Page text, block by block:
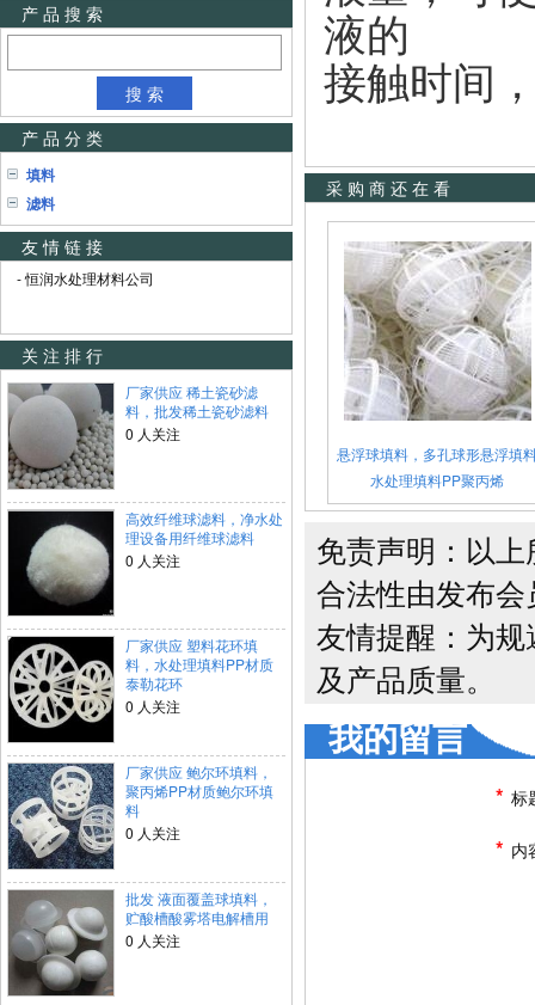
产品搜索
搜 索
产品分类
填料
滤料
友情链接
- 恒润水处理材料公司
关注排行
厂家供应 稀土瓷砂滤
料，批发稀土瓷砂滤料
0 人关注
高效纤维球滤料，净水处
理设备用纤维球滤料
0 人关注
厂家供应 塑料花环填
料，水处理填料PP材质
泰勒花环
0 人关注
厂家供应 鲍尔环填料，
聚丙烯PP材质鲍尔环填
料
0 人关注
批发 液面覆盖球填料，
贮酸槽酸雾塔电解槽用
0 人关注
液的
接触时间
采购商还在看
悬浮球填料，多孔球形悬浮填
水处理填料PP聚丙烯
免责声明：以
合法性由发布
友情提醒：为
及产品质量。
我的留言
* 标
* 内